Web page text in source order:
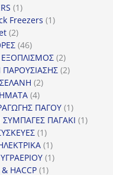
11
προϊόν
Freezers 11
22
προϊόντα
4646
προϊόντα
ΕΞΟΠΛΙΣΜΟΣ 22
προϊόντα
ΠΑΡΟΥΣΙΑΣΗΣ 22
22
44
προϊόντα
ΠΑΓΟΥ 11
προϊόν
ΠΑΓΑΚΙ 11
11
προϊόν
11
προϊόν
11
HACCP 11